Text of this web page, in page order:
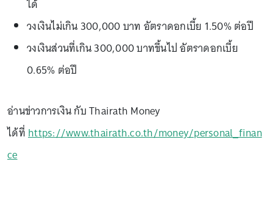
ได้
วงเงินไม่เกิน 300,000 บาท อัตราดอกเบี้ย 1.50% ต่อปี
วงเงินส่วนที่เกิน 300,000 บาทขึ้นไป อัตราดอกเบี้ย
0.65% ต่อปี
อ่านข่าวการเงิน กับ Thairath Money
ได้ที่https://www.thairath.co.th/money/personal_finan
ce